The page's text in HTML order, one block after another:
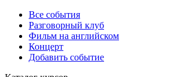
Все события
Разговорный клуб
Фильм на английском
Концерт
Добавить событие